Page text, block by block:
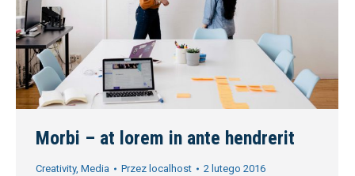
Morbi – at lorem in ante hendrerit
Creativity, Media Przez localhost 2 lutego 2016